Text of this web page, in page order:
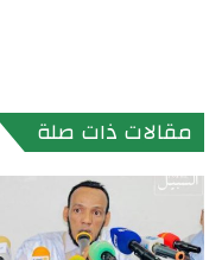
مقالات ذات صلة